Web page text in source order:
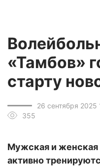
«Тамбов»
старту
26 сентября 2025
355
Мужская и
активно